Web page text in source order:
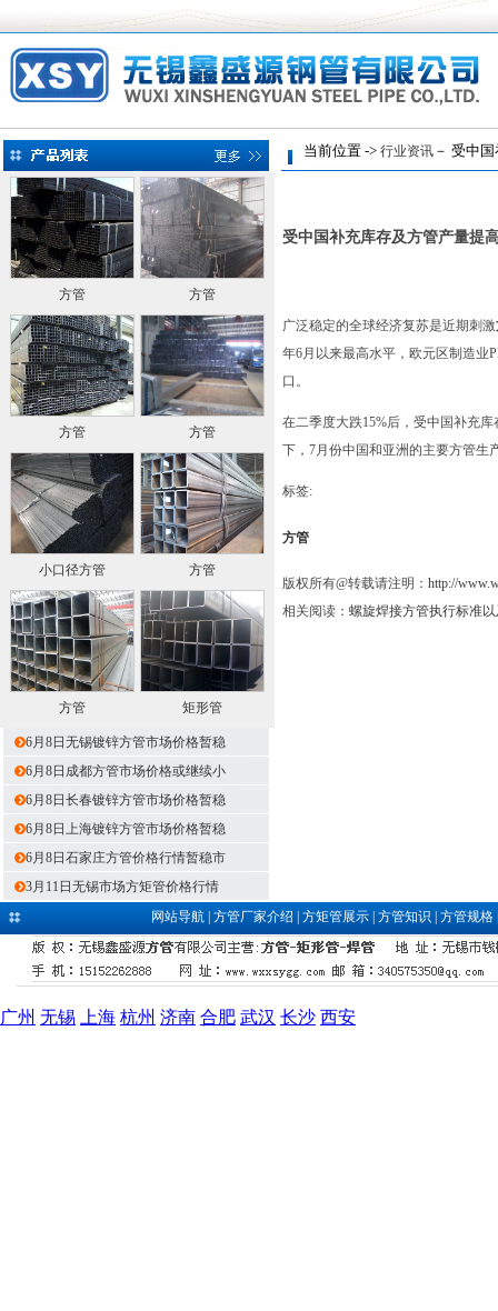
方管 方管
方管 方管
小口径方管 方管
方管 矩形管
6月8日无锡镀锌方管市场价格暂稳
6月8日成都方管市场价格或继续小
6月8日长春镀锌方管市场价格暂稳
6月8日上海镀锌方管市场价格暂稳
6月8日石家庄方管价格行情暂稳市
3月11日无锡市场方矩管价格行情
当前位置 -> 行业资讯 － 受中
受中国补充库存及方管产量提
广泛稳定的全球经济复苏是近期刺激
年6月以来最高水平，欧元区制造业
口。
在二季度大跌15%后，受中国补充
下，7月份中国和亚洲的主要方管生
标签:
方管
版权所有@转载请注明： http://
相关阅读： 螺旋焊接方管执行标准
网站导航| 方管厂家介绍 方矩管展示| 方管知识 方管规格
广州 无锡 上海 杭州 济南 合肥 武汉 长沙 西安